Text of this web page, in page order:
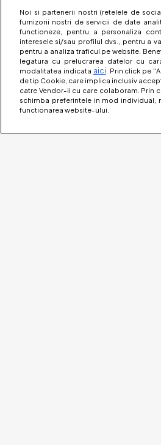
Noi si partenerii nostri (retelele de
furnizorii nostri de servicii de date
functioneze, pentru a personaliza
interesele si/sau profilul dvs., pentru a
pentru a analiza traficul pe website.
legatura cu prelucrarea datelor cu
modalitatea indicata aici . Prin click pe
de tip Cookie, care implica inclusiv
catre Vendor-ii cu care colaboram. Prin
schimba preferintele in mod
functionarea website-ului.